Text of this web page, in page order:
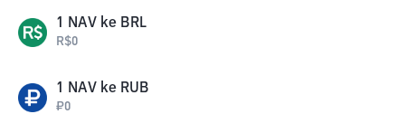
1 NAV ke BRL
R$0
1 NAV ke RUB
₽0